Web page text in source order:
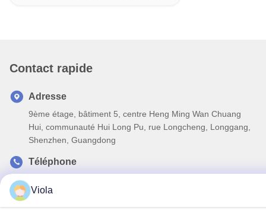
Contact rapide
Adresse
9ème étage, bâtiment 5, centre Heng Ming Wan Chuang
Hui, communauté Hui Long Pu, rue Longcheng, Longgang,
Shenzhen, Guangdong
Téléphone
Viola